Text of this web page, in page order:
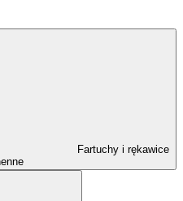
Fartuchy i rękawice